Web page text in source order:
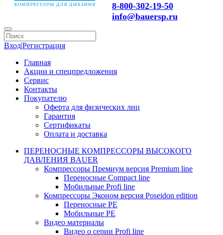
8-800-302-19-50
info@bauersp.ru
Вход|Регистрация
Главная
Акции и спецпредложения
Сервис
Контакты
Покупателю
Оферта для физических лиц
Гарантия
Сертификаты
Оплата и доставка
ПЕРЕНОСНЫЕ КОМПРЕССОРЫ ВЫСОКОГО
ДАВЛЕНИЯ BAUER
Компрессоры Премиум версия Premium line
Переносные Compact line
Мобильные Profi line
Компрессоры Эконом версия Poseidon edition
Переносные PE
Мобильные PE
Видео материалы
Видео о серии Profi line